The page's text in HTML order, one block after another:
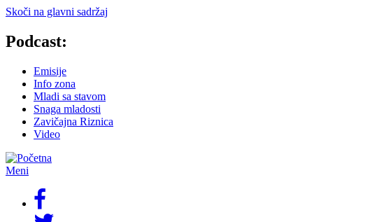
Skoči na glavni sadržaj
Podcast:
Emisije
Info zona
Mladi sa stavom
Snaga mladosti
Zavičajna Riznica
Video
Meni